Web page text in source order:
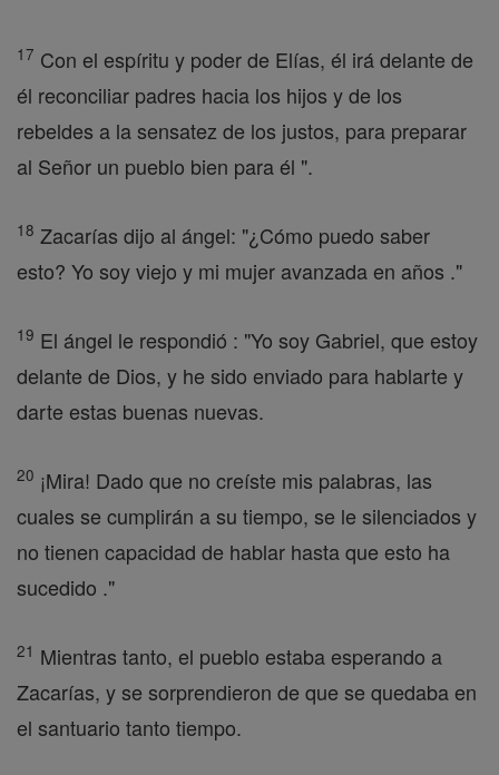
17 Con el espíritu y poder de Elías, él irá delante de
él reconciliar padres hacia los hijos y de los
rebeldes a la sensatez de los justos, para preparar
al Señor un pueblo bien para él ".
18 Zacarías dijo al ángel: "¿Cómo puedo saber
esto? Yo soy viejo y mi mujer avanzada en años ."
19 El ángel le respondió : "Yo soy Gabriel, que estoy
delante de Dios, y he sido enviado para hablarte y
darte estas buenas nuevas.
20 ¡Mira! Dado que no creíste mis palabras, las
cuales se cumplirán a su tiempo, se le silenciados y
no tienen capacidad de hablar hasta que esto ha
sucedido ."
21 Mientras tanto, el pueblo estaba esperando a
Zacarías, y se sorprendieron de que se quedaba en
el santuario tanto tiempo.